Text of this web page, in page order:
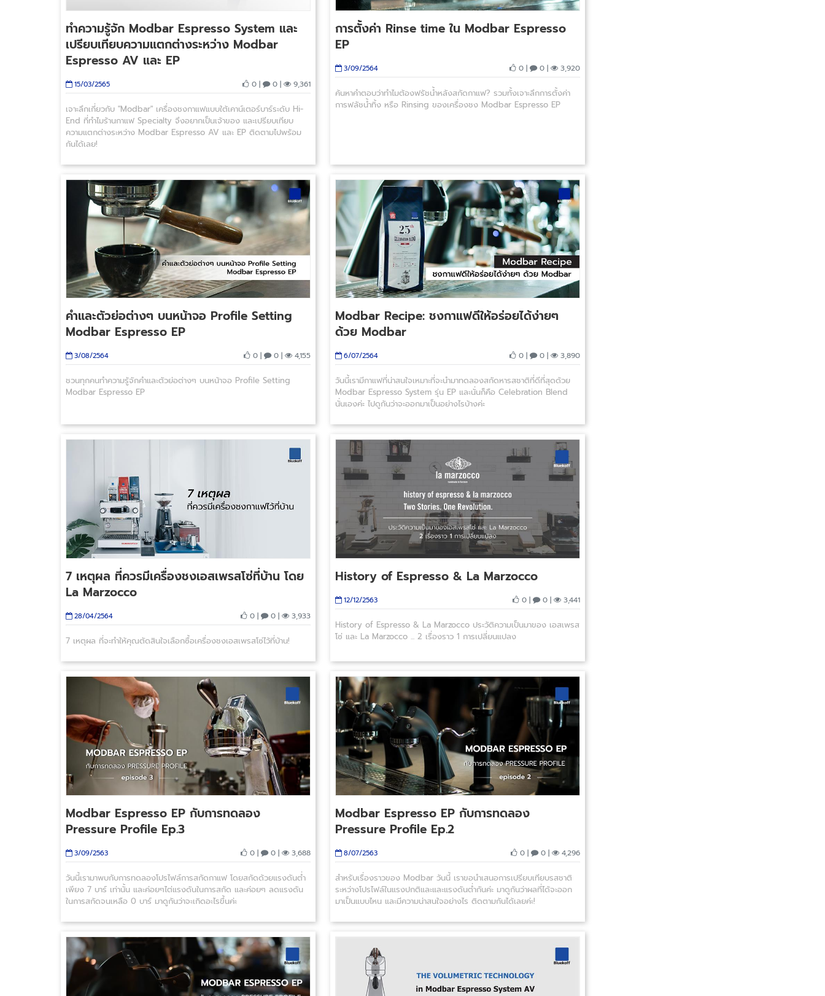
ทำความรู้จัก Modbar Espresso System และ
เปรียบเทียบความแตกต่างระหว่าง Modbar
Espresso AV และ EP
15/03/2565 0 | 0 | 9,361
เจาะลึกเกี่ยวกับ "Modbar" เครื่องชงกาแฟแบบใต้เคาน์เตอร์บาร์ระดับ Hi-
End ที่ทำไมร้านกาแฟ Specialty จึงอยากเป็นเจ้าของ และเปรียบเทียบ
ความแตกต่างระหว่าง Modbar Espresso AV และ EP ติดตามไปพร้อม
กันได้เลย!
การตั้งค่า Rinse time ใน Modbar Espresso
EP
3/09/2564 0 | 0 | 3,920
ค้นหาคำตอบว่าทำไมต้องฟรัชน้ำหลังสกัดกาแฟ? รวมทั้งเจาะลึกการตั้งค่า
การฟลัชน้ำทิ้ง หรือ Rinsing ของเครื่องชง Modbar Espresso EP
คำและตัวย่อต่างๆ บนหน้าจอ Profile Setting
Modbar Espresso EP
3/08/2564 0 | 0 | 4,155
ชวนทุกคนทำความรู้จักคำและตัวย่อต่างๆ บนหน้าจอ Profile Setting
Modbar Espresso EP
Modbar Recipe: ชงกาแฟดีให้อร่อยได้ง่ายๆ
ด้วย Modbar
6/07/2564 0 | 0 | 3,890
วันนี้เรามีกาแฟที่น่าสนใจเหมาะที่จะนำมาทดลองสกัดหารสชาติที่ดีที่สุดด้วย
Modbar Espresso System รุ่น EP และนั่นก็คือ Celebration Blend
นั่นเองค่ะ ไปดูกันว่าจะออกมาเป็นอย่างไรบ้างค่ะ
7 เหตุผล ที่ควรมีเครื่องชงเอสเพรสโซ่ที่บ้าน โดย
La Marzocco
28/04/2564 0 | 0 | 3,933
7 เหตุผล ที่จะทำให้คุณตัดสินใจเลือกซื้อเครื่องชงเอสเพรสโซ่ไว้ที่บ้าน!
History of Espresso & La Marzocco
12/12/2563 0 | 0 | 3,441
History of Espresso & La Marzocco ประวัติความเป็นมาของ เอสเพรส
โซ่ และ La Marzocco ... 2 เรื่องราว 1 การเปลี่ยนแปลง
Modbar Espresso EP กับการทดลอง
Pressure Profile Ep.3
3/09/2563 0 | 0 | 3,688
วันนี้เรามาพบกับการทดลองโปรไฟล์การสกัดกาแฟ โดยสกัดด้วยแรงดันต่ำ
เพียง 7 บาร์ เท่านั้น และค่อยๆไต่แรงดันในการสกัด และค่อยๆ ลดแรงดัน
ในการสกัดจนเหลือ 0 บาร์ มาดูกันว่าจะเกิดอะไรขึ้นค่ะ
Modbar Espresso EP กับการทดลอง
Pressure Profile Ep.2
8/07/2563 0 | 0 | 4,296
สำหรับเรื่องราวของ Modbar วันนี้ เราขอนำเสนอการเปรียบเทียบรสชาติ
ระหว่างโปรไฟล์ในแรงปกติและและแรงดันต่ำกันค่ะ มาดูกันว่าผลที่ได้จะออก
มาเป็นแบบไหน และมีความน่าสนใจอย่างไร ติดตามกันได้เลยค่ะ!